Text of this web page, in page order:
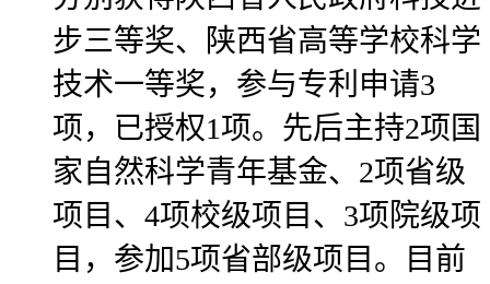
步三等奖、陕西省高等学校科学
技术一等奖，参与专利申请3
项，已授权1项。先后主持2项国
家自然科学青年基金、2项省级
项目、4项校级项目、3项院级项
目，参加5项省部级项目。目前